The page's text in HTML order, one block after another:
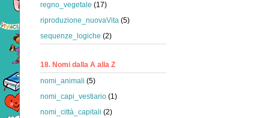
regno_vegetale (17)
riproduzione_nuovaVita (5)
sequenze_logiche (2)
18. Nomi dalla A alla Z
nomi_animali (5)
nomi_capi_vestiario (1)
nomi_città_capitali (2)